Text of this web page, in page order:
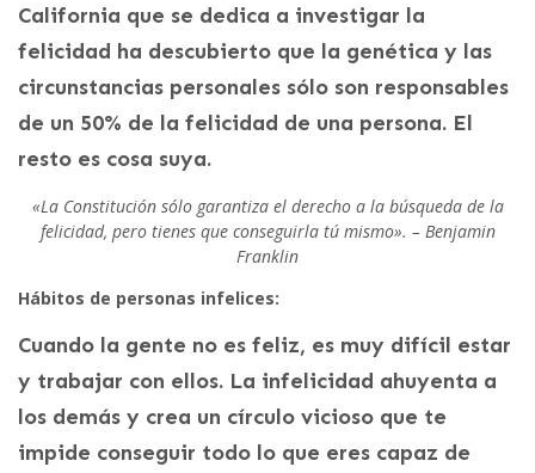
California que se dedica a investigar la
felicidad ha descubierto que la genética y las
circunstancias personales sólo son responsables
de un 50% de la felicidad de una persona. El
resto es cosa suya.
«La Constitución sólo garantiza el derecho a la búsqueda de la
felicidad, pero tienes que conseguirla tú mismo». – Benjamin
Franklin
Hábitos de personas infelices:
Cuando la gente no es feliz, es muy difícil estar
y trabajar con ellos. La infelicidad ahuyenta a
los demás y crea un círculo vicioso que te
impide conseguir todo lo que eres capaz de